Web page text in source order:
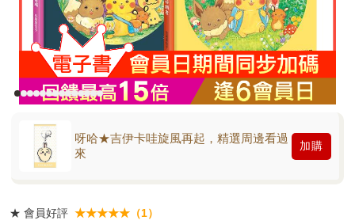
呀哈★吉伊卡哇旋風再起，精選周邊看過
來
加購
★ 會員好評 ★★★★★（1）